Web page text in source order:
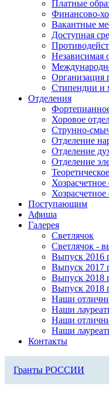
Платные
Финансово-
Вакантные
Доступная
Независимая
Организация
Стипендии и
Отделения
Хоровое
Струнно-
Отделение
Отделение
Отделение
Поступающим
Афиша
Галерея
Светлячок
Светлячок -
Выпуск 2016
Выпуск 2017
Выпуск 2018
Выпуск 2018
Наши
Наши
Наши
Наши
Контакты
Гранты РОССИИ